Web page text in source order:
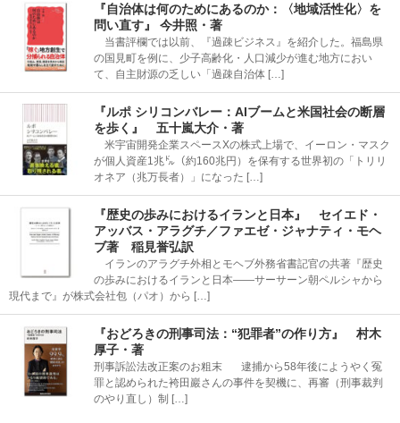
『自治体は何のためにあるのか：〈地域活性化〉を
問い直す』 今井照・著
当書評欄では以前、『過疎ビジネス』を紹介した。福島県
の国見町を例に、少子高齢化・人口減少が進む地方におい
て、自主財源の乏しい「過疎自治体 […]
『ルポ シリコンバレー：AIブームと米国社会の断層
を歩く』 五十嵐大介・著
米宇宙開発企業スペースXの株式上場で、イーロン・マスク
が個人資産1兆㌦（約160兆円）を保有する世界初の「トリリ
オネア（兆万長者）」になった […]
『歴史の歩みにおけるイランと日本』 セイエド・
アッバス・アラグチ／ファエゼ・ジャナティ・モヘ
ブ著 稲見誉弘訳
イランのアラグチ外相とモヘブ外務省書記官の共著『歴史
の歩みにおけるイランと日本――サーサーン朝ペルシャから
現代まで』が株式会社包（パオ）から […]
『おどろきの刑事司法：“犯罪者”の作り方』 村木
厚子・著
刑事訴訟法改正案のお粗末 逮捕から58年後にようやく冤
罪と認められた袴田巖さんの事件を契機に、再審（刑事裁判
のやり直し）制 […]